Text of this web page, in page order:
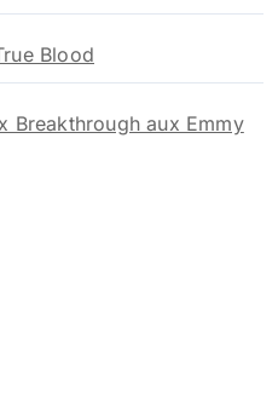
Blood
Breakthrough aux Emmy